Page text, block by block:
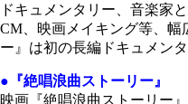
ドキュメンタリー、音楽家
CM、映画メイキング等、幅
ー』は初の長編ドキュメン
●『絶唱浪曲ストーリー』
映画『絶唱浪曲ストーリー